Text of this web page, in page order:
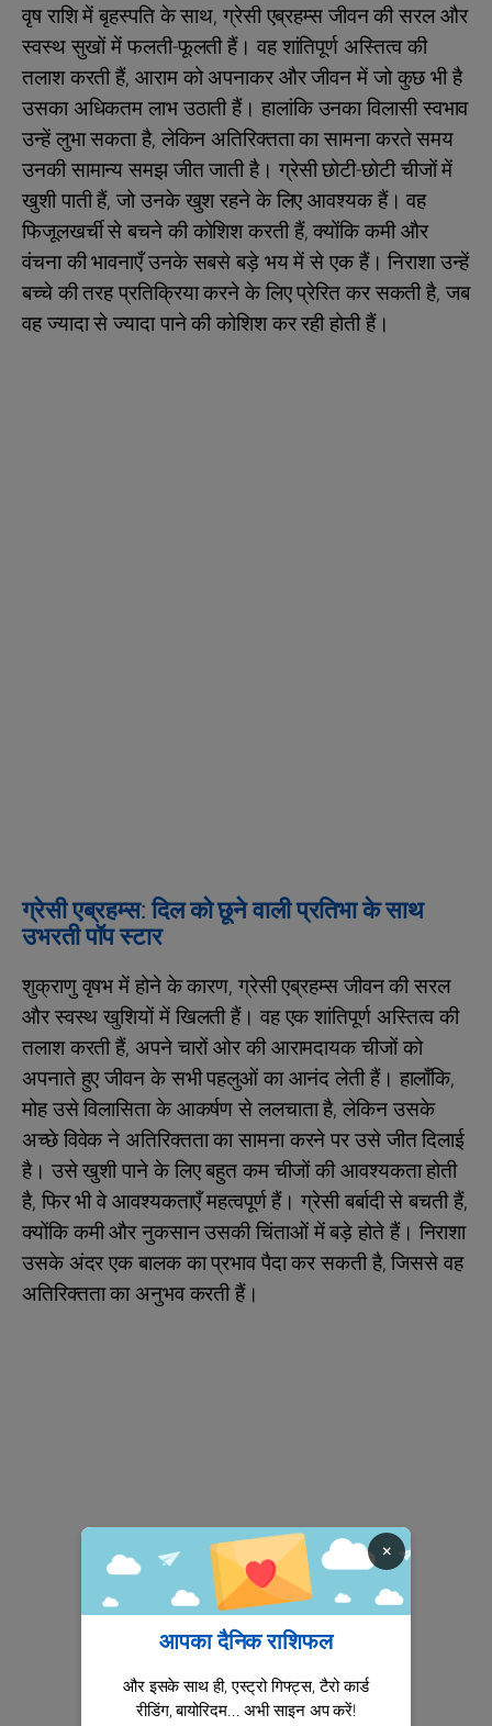
वृष राशि में बृहस्पति के साथ, ग्रेसी एब्रहम्स जीवन की सरल और
स्वस्थ सुखों में फलती-फूलती हैं। वह शांतिपूर्ण अस्तित्व की
तलाश करती हैं, आराम को अपनाकर और जीवन में जो कुछ भी है
उसका अधिकतम लाभ उठाती हैं। हालांकि उनका विलासी स्वभाव
उन्हें लुभा सकता है, लेकिन अतिरिक्तता का सामना करते समय
उनकी सामान्य समझ जीत जाती है। ग्रेसी छोटी-छोटी चीजों में
खुशी पाती हैं, जो उनके खुश रहने के लिए आवश्यक हैं। वह
फिजूलखर्ची से बचने की कोशिश करती हैं, क्योंकि कमी और
वंचना की भावनाएँ उनके सबसे बड़े भय में से एक हैं। निराशा उन्हें
बच्चे की तरह प्रतिक्रिया करने के लिए प्रेरित कर सकती है, जब
वह ज्यादा से ज्यादा पाने की कोशिश कर रही होती हैं।
ग्रेसी एब्रहम्स: दिल को छूने वाली प्रतिभा के साथ
उभरती पॉप स्टार
शुक्राणु वृषभ में होने के कारण, ग्रेसी एब्रहम्स जीवन की सरल
और स्वस्थ खुशियों में खिलती हैं। वह एक शांतिपूर्ण अस्तित्व की
तलाश करती हैं, अपने चारों ओर की आरामदायक चीजों को
अपनाते हुए जीवन के सभी पहलुओं का आनंद लेती हैं। हालाँकि,
मोह उसे विलासिता के आकर्षण से ललचाता है, लेकिन उसके
अच्छे विवेक ने अतिरिक्तता का सामना करने पर उसे जीत दिलाई
है। उसे खुशी पाने के लिए बहुत कम चीजों की आवश्यकता होती
है, फिर भी वे आवश्यकताएँ महत्वपूर्ण हैं। ग्रेसी बर्बादी से बचती हैं,
क्योंकि कमी और नुकसान उसकी चिंताओं में बड़े होते हैं। निराशा
उसके अंदर एक बालक का प्रभाव पैदा कर सकती है, जिससे वह
अतिरिक्तता का अनुभव करती हैं।
×
आपका दैनिक राशिफल
और इसके साथ ही, एस्ट्रो गिफ्ट्स, टैरो कार्ड
रीडिंग, बायोरिदम... अभी साइन अप करें!